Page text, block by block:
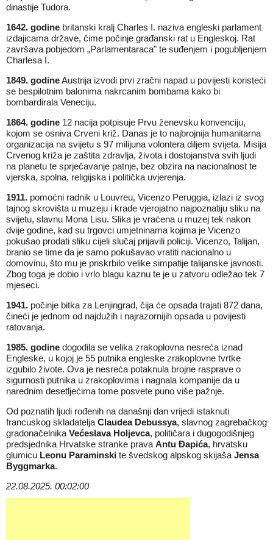
dinastije Tudora.
1642. godine britanski kralj Charles I. naziva engleski parlament
izdajicama države, čime počinje građanski rat u Engleskoj. Rat
završava pobjedom „Parlamentaraca" te suđenjem i pogubljenjem
Charlesa I.
1849. godineAustrija izvodi prvi zračni napad u povijesti koristeći
se bespilotnim balonima nakrcanim bombama kako bi
bombardirala Veneciju.
1864. godine 12 nacija potpisuje Prvu ženevsku konvenciju,
kojom se osniva Crveni križ. Danas je to najbrojnija humanitarna
organizacija na svijetu s 97 milijuna volontera diljem svijeta. Misija
Crvenog križa je zaštita zdravlja, života i dostojanstva svih ljudi
na planetu te sprječavanje patnje, bez obzira na nacionalnost te
vjerska, spolna, religijska i politička uvjerenja.
1911. pomoćni radnik u Louvreu, Vicenzo Peruggia, izlazi iz svog
tajnog skrovišta u muzeju i krade vjerojatno najpoznatiju sliku na
svijetu, slavnu Mona Lisu. Slika je vraćena u muzej tek nakon
dvije godine, kad su trgovci umjetninama kojima je Vicenzo
pokušao prodati sliku cijeli slučaj prijavili policiji. Vicenzo, Talijan,
branio se time da je samo pokušavao vratiti nacionalno u
domovinu, što mu je priskrbilo velike simpatije talijanske javnosti.
Zbog toga je dobio i vrlo blagu kaznu te je u zatvoru odležao tek 7
mjeseci.
1941. počinje bitka za Lenjingrad, čija će opsada trajati 872 dana,
čineći je jednom od najdužih i najrazornijih opsada u povijesti
ratovanja.
1985. godine dogodila se velika zrakoplovna nesreća iznad
Engleske, u kojoj je 55 putnika engleske zrakoplovne tvrtke
izgubilo živote. Ova je nesreća potaknula brojne rasprave o
sigurnosti putnika u zrakoplovima i nagnala kompanije da u
narednim desetljećima tome posvete puno više pažnje.
Od poznatih ljudi rođenih na današnji dan vrijedi istaknuti
francuskog skladatelja Claudea Debussya, slavnog zagrebačkog
gradonačelnika Većeslava Holjevca, političara i dugogodišnjeg
predsjednika Hrvatske stranke prava Antu Đapića, hrvatsku
glumicu Leonu Paraminski te švedskog alpskog skijaša Jensa
Byggmarka.
22.08.2025. 00:02:00